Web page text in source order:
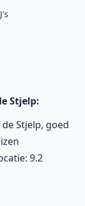
Stjelp:
Stjelp, goed
9.2